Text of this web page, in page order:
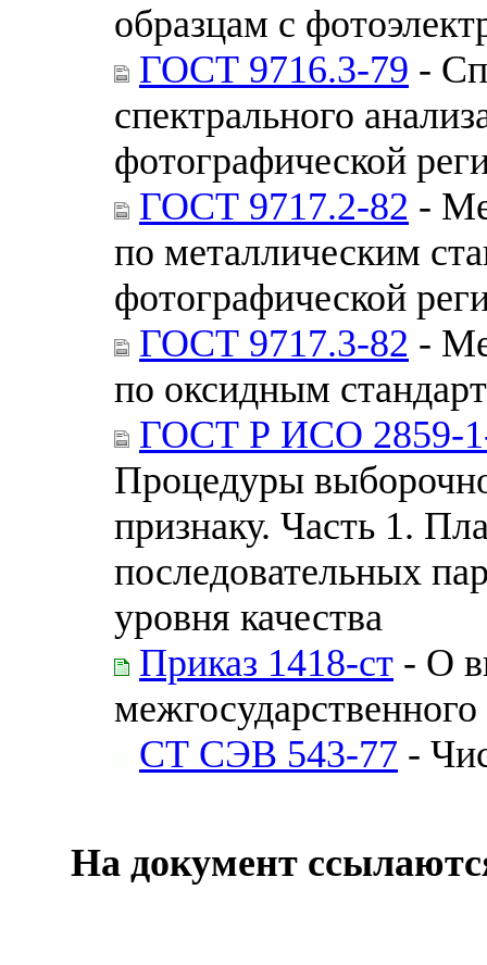
образцам с
ГОСТ 9716.3-79 -
спектрального
фотографической
ГОСТ 9717.2-82 -
по металлическим
фотографической
ГОСТ 9717.3-82 -
по оксидным
ГОСТ Р ИСО 2859-
Процедуры
признаку. Часть 1.
последовательных
уровня качества
Приказ 1418-ст - О
межгосударственного
СТ СЭВ 543-77 -
На документ